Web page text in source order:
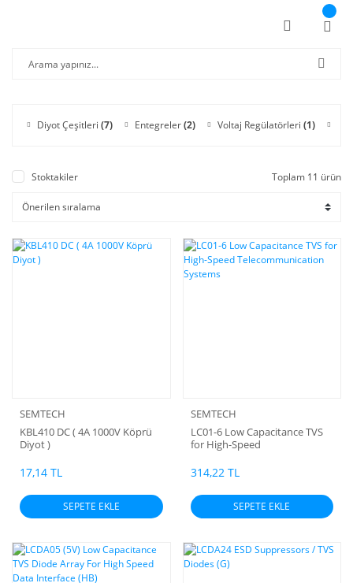
Diyot Çeşitleri (7) Entegreler(2) Voltaj Regülatörleri (1)
Stoktakiler Toplam 11 ürün
SEMTECH
KBL410 DC ( 4A 1000V Köprü
Diyot )
17,14 TL
SEPETE EKLE
SEMTECH
LC01-6 Low Capacitance TVS
for High-Speed
314,22 TL
SEPETE EKLE